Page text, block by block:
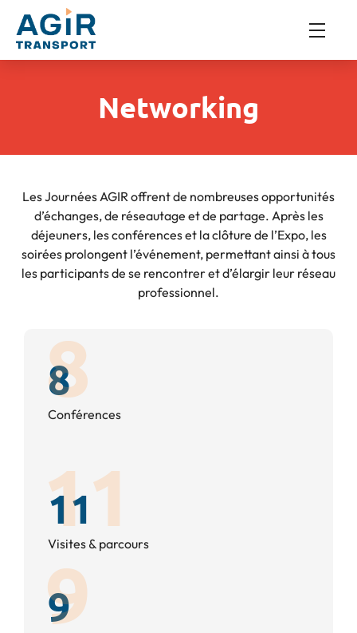
Networking
Les Journées AGIR offrent de nombreuses opportunités
d’échanges, de réseautage et de partage. Après les
déjeuners, les conférences et la clôture de l’Expo, les
soirées prolongent l’événement, permettant ainsi à tous
les participants de se rencontrer et d’élargir leur réseau
professionnel.
8
Conférences
11
Visites & parcours
9